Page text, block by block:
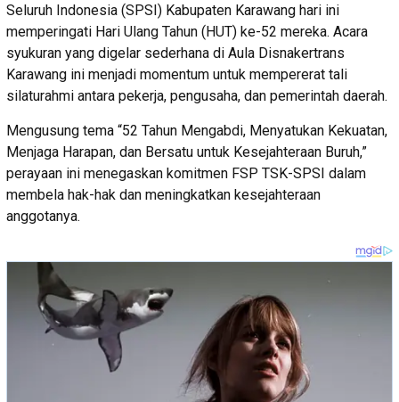
Seluruh Indonesia (SPSI) Kabupaten Karawang hari ini
memperingati Hari Ulang Tahun (HUT) ke-52 mereka. Acara
syukuran yang digelar sederhana di Aula Disnakertrans
Karawang ini menjadi momentum untuk mempererat tali
silaturahmi antara pekerja, pengusaha, dan pemerintah daerah.
Mengusung tema “52 Tahun Mengabdi, Menyatukan Kekuatan,
Menjaga Harapan, dan Bersatu untuk Kesejahteraan Buruh,”
perayaan ini menegaskan komitmen FSP TSK-SPSI dalam
membela hak-hak dan meningkatkan kesejahteraan
anggotanya.